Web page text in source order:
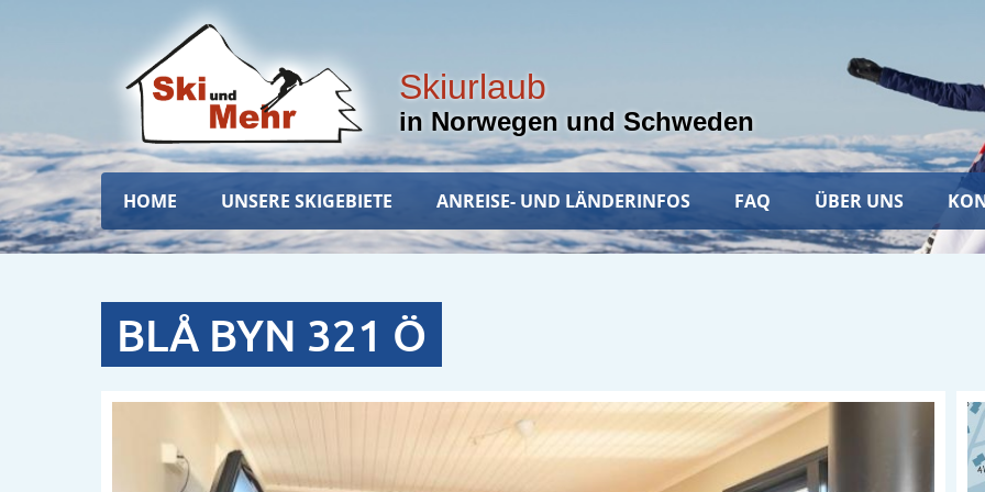
Skiurlaub
in Norwegen und Schweden
Hauptnavigation
HOME UNSERE SKIGEBIETE ANREISE- UND LÄNDERINFOS FAQ ÜBER UNS
BLÅ BYN 321 Ö